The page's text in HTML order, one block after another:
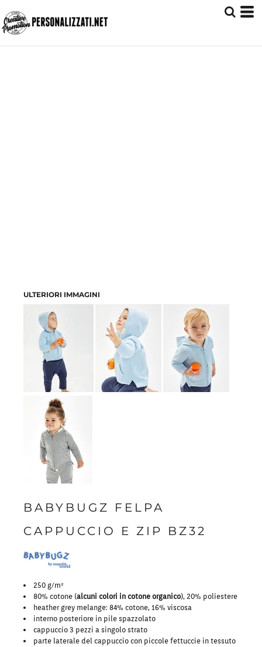
ULTERIORI IMMAGINI
BABYBUGZ FELPA
CAPPUCCIO E ZIP BZ32
250 g/m²
80% cotone (alcuni colori in cotone organico), 20% poliestere
heather grey melange: 84% cotone, 16% viscosa
interno posteriore in pile spazzolato
cappuccio 3 pezzi a singolo strato
parte laterale del cappuccio con piccole fettuccie in tessuto